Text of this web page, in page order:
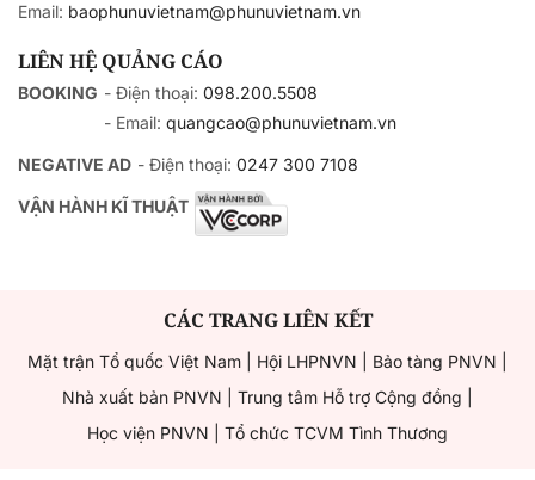
Email: baophunuvietnam@phunuvietnam.vn
LIÊN HỆ QUẢNG CÁO
BOOKING - Điện thoại: 098.200.5508
- Email: quangcao@phunuvietnam.vn
NEGATIVE AD - Điện thoại: 0247 300 7108
VẬN HÀNH KĨ THUẬT
CÁC TRANG LIÊN KẾT
Mặt trận Tổ quốc Việt Nam Hội LHPNVN Bảo tàng PNVN
Nhà xuất bản PNVN
Trung tâm Hỗ trợ Cộng đồng
Học viện PNVN
Tổ chức TCVM Tình Thương